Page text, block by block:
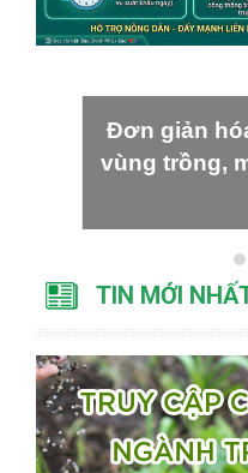
Đơn giản
vùng trồng,
TIN MỚI